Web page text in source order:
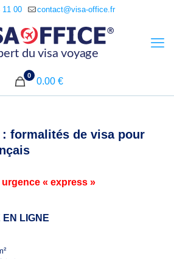
11 00 contact@visa-office.fr
0
0.00 €
formalités de visa pour
« express »
LIGNE